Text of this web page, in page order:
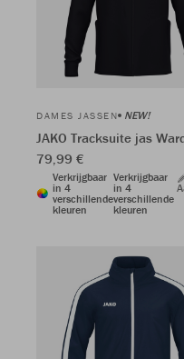
DAMES JASSEN NEW!
JAKO Tracksuite jas
79,99 €
Verkrijgbaar
in 4
verschillende
kleuren
Verkrijgbaar
in 4
verschillende
kleuren